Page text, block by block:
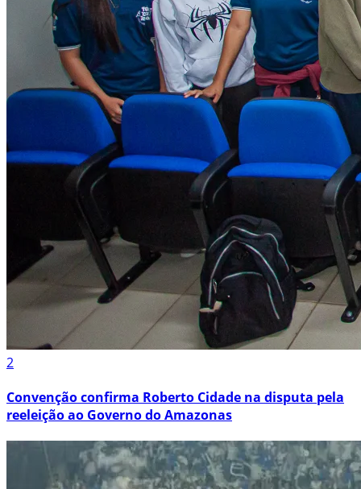
2
Convenção confirma Roberto Cidade na disputa pela
reeleição ao Governo do Amazonas